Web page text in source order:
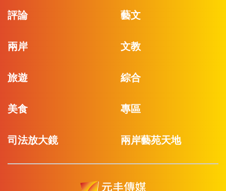
評論 藝文
兩岸 文教
旅遊 綜合
美食 專區
司法放大鏡 兩岸藝苑天地